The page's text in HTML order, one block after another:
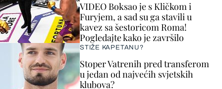
VIDEO Boksao je s Kličkom i
Furyjem, a sad su ga stavili u
kavez sa šestoricom Roma!
Pogledajte kako je završilo
STIŽE KAPETANU?
Stoper Vatrenih pred transferom
u jedan od najvećih svjetskih
klubova?